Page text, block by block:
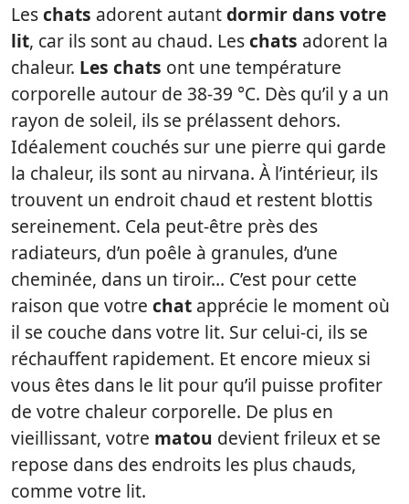
Leschats adorent autantdormir dans votre
lit, car ils sont au chaud. Leschats adorent la
chaleur. Les chats ont une température
corporelle autour de 38-39 °C. Dès qu’il y a un
rayon de soleil, ils se prélassent dehors.
Idéalement couchés sur une pierre qui garde
la chaleur, ils sont au nirvana. À l’intérieur, ils
trouvent un endroit chaud et restent blottis
sereinement. Cela peut-être près des
radiateurs, d’un poêle à granules, d’une
cheminée, dans un tiroir… C’est pour cette
raison que votre chat apprécie le moment où
il se couche dans votre lit. Sur celui-ci, ils se
réchauffent rapidement. Et encore mieux si
vous êtes dans le lit pour qu’il puisse profiter
de votre chaleur corporelle. De plus en
vieillissant, votre matou devient frileux et se
repose dans des endroits les plus chauds,
comme votre lit.